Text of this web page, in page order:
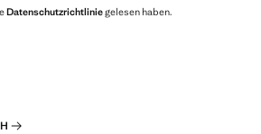
Datenschutzrichtliniegelesen haben.